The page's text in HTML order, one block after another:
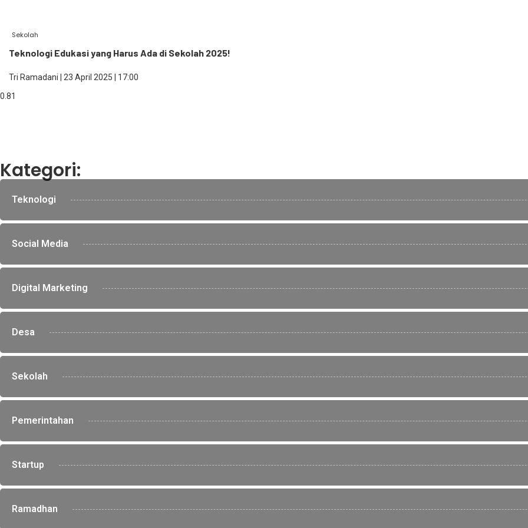
Sekolah
Teknologi Edukasi yang Harus Ada di Sekolah 2025!
Tri Ramadani 23 April 2025 17:00
Kategori:
Teknologi
Social Media
Digital Marketing
Desa
Sekolah
Pemerintahan
Startup
Ramadhan